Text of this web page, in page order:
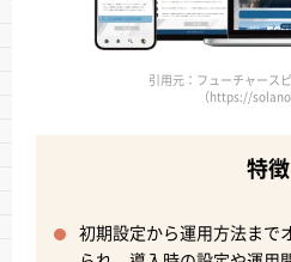
引用元：フューチャース
（https://
特徴
初期設定から運用方法まで